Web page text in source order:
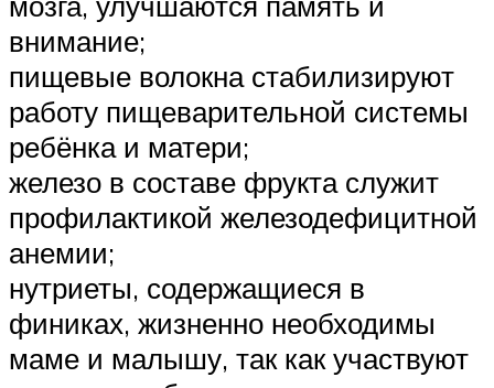
внимание;
пищевые волокна стабилизируют
работу пищеварительной системы
ребёнка и матери;
железо в составе фрукта служит
профилактикой железодефицитной
анемии;
нутриеты, содержащиеся в
финиках, жизненно необходимы
маме и малышу, так как участвуют